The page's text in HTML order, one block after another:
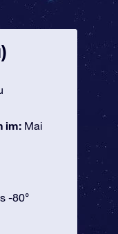
im: Mai
-80°